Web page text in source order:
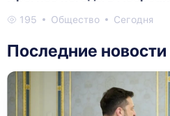
195 Общество Сегодня
Последние новости